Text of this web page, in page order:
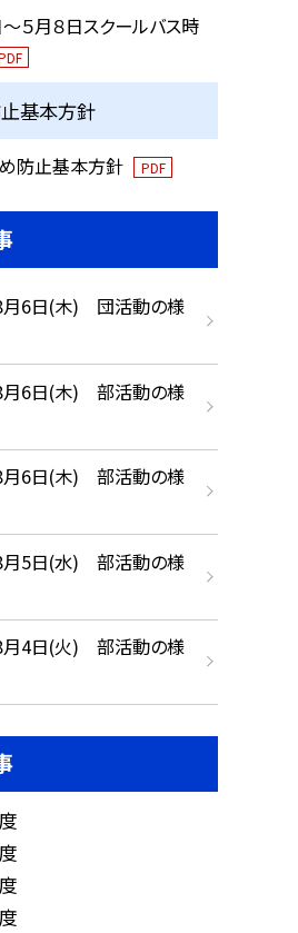
５月８日スクールバス時
基本方針
防止基本方針 PDF
月6日(木) 団活動の様
月6日(木) 部活動の様
月6日(木) 部活動の様
月5日(水) 部活動の様
月4日(火) 部活動の様